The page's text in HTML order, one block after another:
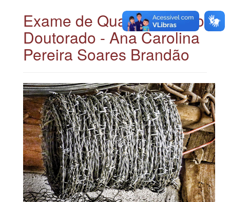
Exame de Qualificação ao
Doutorado - Ana Carolina
Pereira Soares Brandão